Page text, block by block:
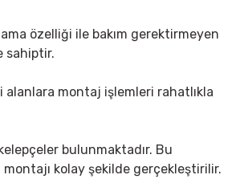
özelliği ile bakım gerektirmeyen
sahiptir.
alanlara montaj işlemleri rahatlıkla
bulunmaktadır. Bu
montajı kolay şekilde gerçekleştirilir.